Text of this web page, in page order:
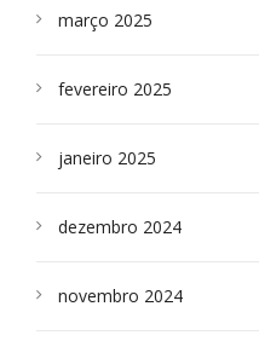
março 2025
fevereiro 2025
janeiro 2025
dezembro 2024
novembro 2024